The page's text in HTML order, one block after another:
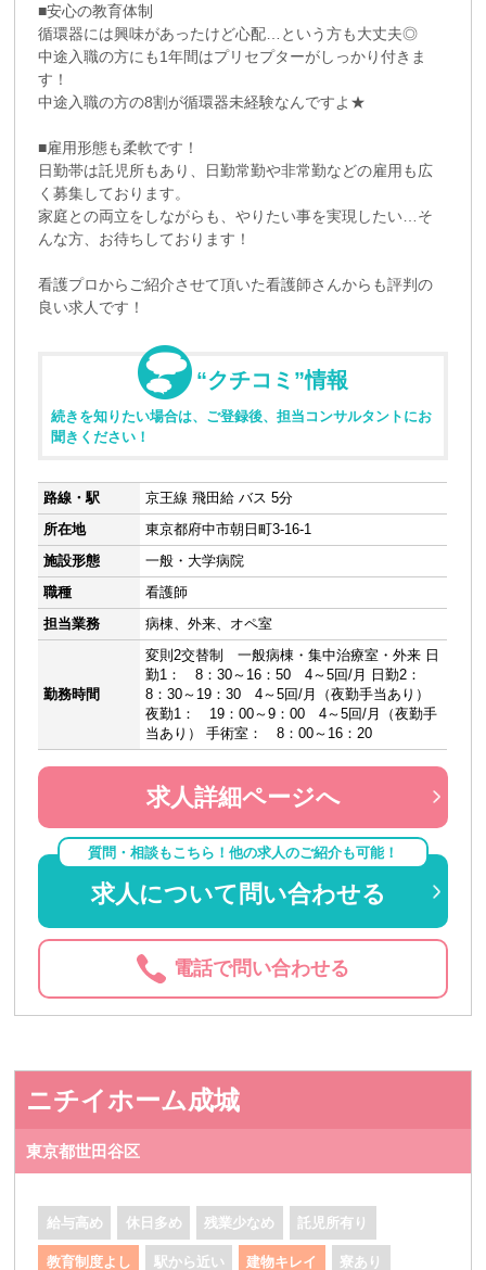
■安心の教育体制
循環器には興味があったけど心配…という方も大丈夫◎
中途入職の方にも1年間はプリセプターがしっかり付きま
す！
中途入職の方の8割が循環器未経験なんですよ★
■雇用形態も柔軟です！
日勤帯は託児所もあり、日勤常勤や非常勤などの雇用も広
く募集しております。
家庭との両立をしながらも、やりたい事を実現したい…そ
んな方、お待ちしております！
看護プロからご紹介させて頂いた看護師さんからも評判の
良い求人です！
“クチコミ”情報
続きを知りたい場合は、ご登録後、担当コンサルタントにお
聞きください！
路線・駅
京王線 飛田給 バス 5分
所在地
東京都府中市朝日町3-16-1
施設形態
一般・大学病院
職種
看護師
担当業務
病棟、外来、オペ室
勤務時間
変則2交替制 一般病棟・集中治療室・外来 日
勤1： 8：30～16：50 4～5回/月 日勤2：
8：30～19：30 4～5回/月（夜勤手当あり）
夜勤1： 19：00～9：00 4～5回/月（夜勤手
当あり） 手術室： 8：00～16：20
求人詳細ページへ
質問・相談もこちら！他の求人のご紹介も可能！
求人について問い合わせる
電話で問い合わせる
ニチイホーム成城
東京都世田谷区
給与高め 休日多め 残業少なめ 託児所有り
教育制度よし 駅から近い 建物キレイ 寮あり